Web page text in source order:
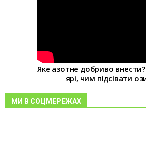
Яке азотне добриво
ярі, чим підсівати
МИ В СОЦМЕРЕЖАХ